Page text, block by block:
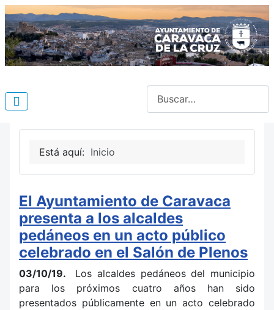
Está aquí: Inicio
El Ayuntamiento de Caravaca
presenta a los alcaldes
pedáneos en un acto público
celebrado en el Salón de Plenos
03/10/19. Los alcaldes pedáneos del municipio
para los próximos cuatro años han sido
presentados públicamente en un acto celebrado